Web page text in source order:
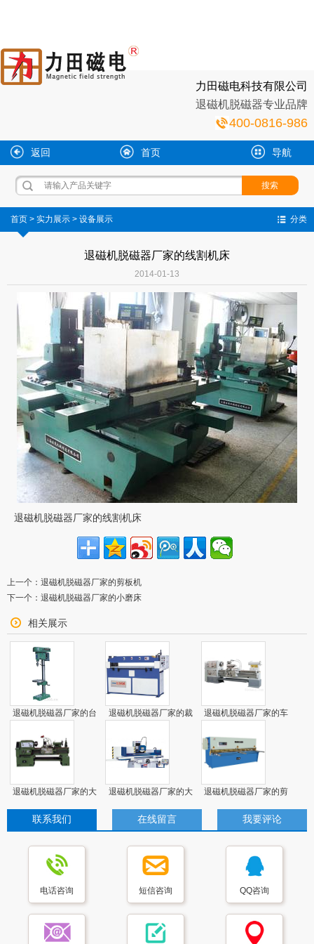
力田磁电科技有限公司
退磁机脱磁器专业品牌
400-0816-986
返回 首页 导航
分类
首页 > 实力展示 > 设备展示
退磁机脱磁器厂家的线割机床
2014-01-13
退磁机脱磁器厂家的线割机床
上一个： 退磁机脱磁器厂家的剪板机
下一个： 退磁机脱磁器厂家的小磨床
相关展示
退磁机脱磁器厂家的台
退磁机脱磁器厂家的裁
退磁机脱磁器厂家的车
退磁机脱磁器厂家的大
退磁机脱磁器厂家的大
退磁机脱磁器厂家的剪
联系我们 在线留言 我要评论
电话咨询 短信咨询 QQ咨询